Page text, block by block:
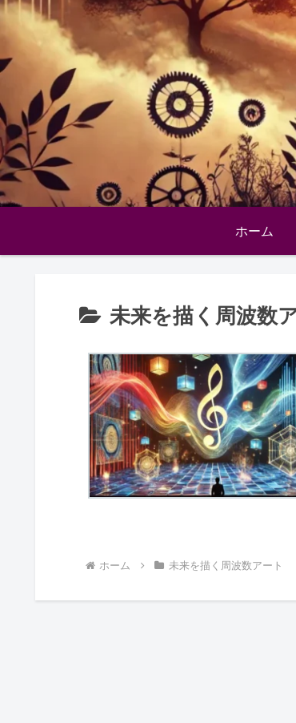
ホーム
未来を描く周波数
ホーム 未来を描く周波数アート